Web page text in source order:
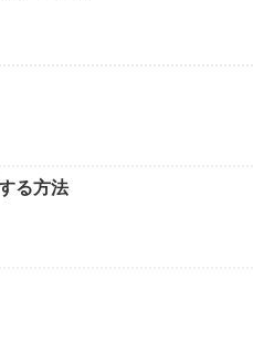
る方法